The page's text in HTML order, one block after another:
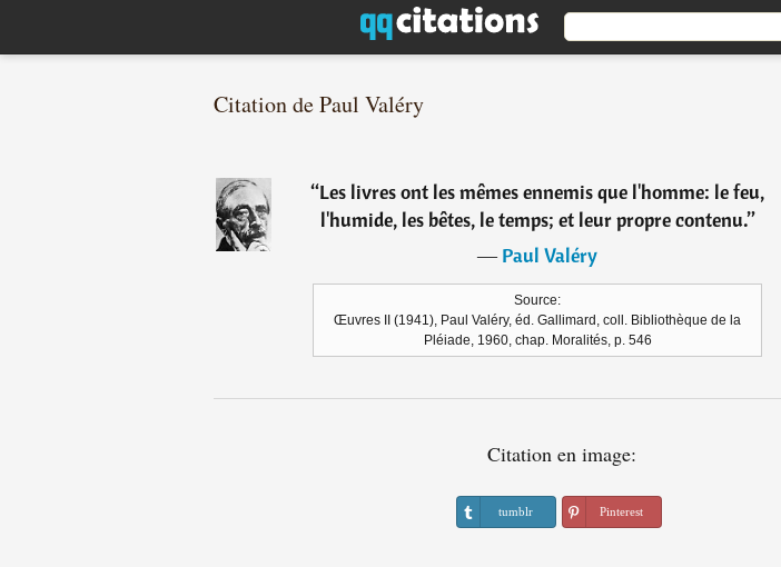
Citation de Paul Valéry
“Les livres ont les mêmes ennemis que l'homme: le feu,
l'humide, les bêtes, le temps; et leur propre contenu.”
―Paul Valéry
Source:
Œuvres II (1941), Paul Valéry, éd. Gallimard, coll. Bibliothèque de la
Pléiade, 1960, chap. Moralités, p. 546
Citation en image:
tumblr Pinterest